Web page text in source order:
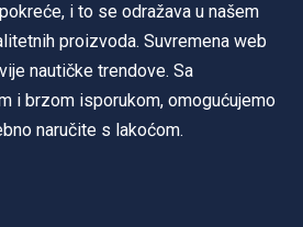
i to se odražava u našem
proizvoda. Suvremena web
nautičke trendove. Sa
i brzom isporukom, omogućujemo
naručite s lakoćom.